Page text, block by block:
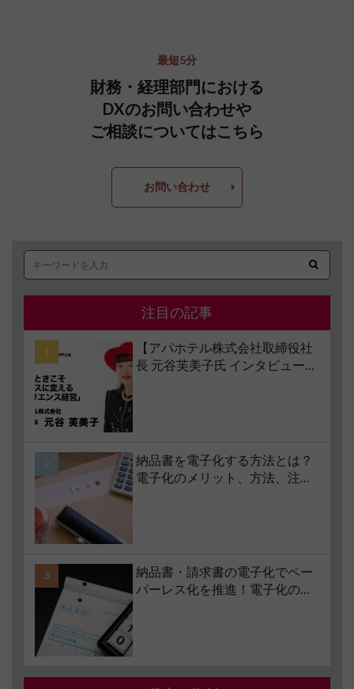
最短5分
財務・経理部門における
DXのお問い合わせや
ご相談についてはこちら
お問い合わせ
注目の記事
【アパホテル株式会社取締役社
長 元谷芙美子氏 インタビュー】
納品書を電子化する方法とは？
電子化のメリット、方法、注意
納品書・請求書の電子化でペー
パーレス化を推進！電子化の要